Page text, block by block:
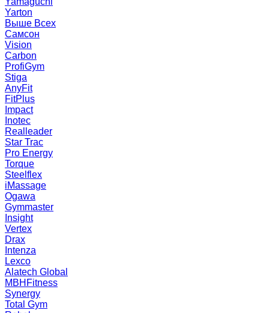
Yarton
Выше Всех
Самсон
Vision
Carbon
ProfiGym
Stiga
AnyFit
FitPlus
Impact
Inotec
Realleader
Star Trac
Pro Energy
Torque
Steelflex
iMassage
Ogawa
Gymmaster
Insight
Vertex
Drax
Intenza
Lexco
Alatech Global
MBHFitness
Synergy
Total Gym